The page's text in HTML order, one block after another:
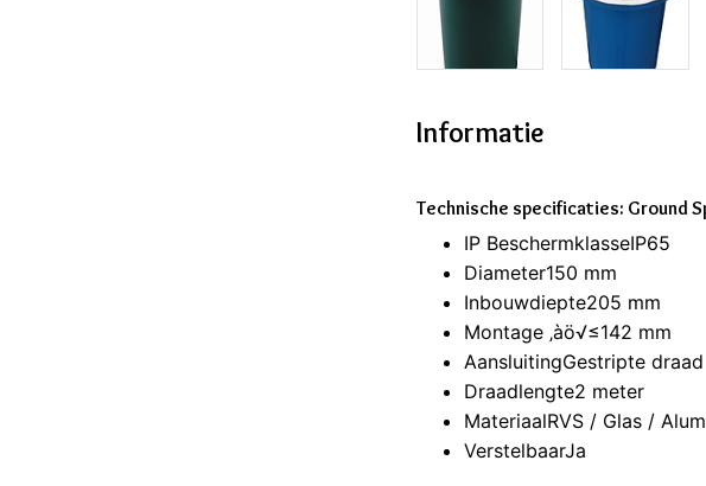
Informatie
Technische specificaties: Ground
IP BeschermklasseIP65
Diameter150 mm
Inbouwdiepte205 mm
Montage ‚àö√≤142 mm
AansluitingGestripte draad
Draadlengte2 meter
MateriaalRVS / Glas /
VerstelbaarJa